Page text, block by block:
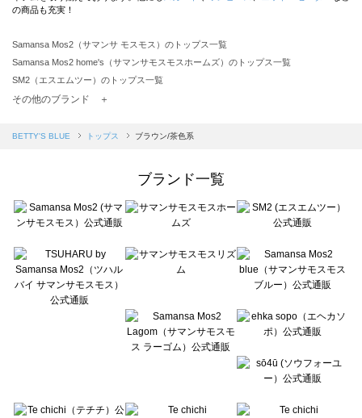
の商品も充実！
Samansa Mos2（サマンサ モスモス）のトップス一覧
Samansa Mos2 home's（サマンサモスモスホームズ）のトップス一覧
SM2（エスエムツー）のトップス一覧
TSUHARU by Samansa Mos2（ツハルバイサマンサモスモス）のトップス一覧
Samansa Mos2 blue（サマンサモスモス ブルー）のトップス一覧
sō4ū（ソウフォーユー）のトップス一覧
Te chichi（テチチ）のトップス一覧
Te chichi CLASSIC（テチチ クラシック）のトップス一覧
Lugnoncure（ルノンキュール）のトップス一覧
BETTY'S BLUE（べティーズブルー）のトップス一覧
Wpc.（ワールドパーティー）のトップス一覧
その他のブランド ＋
BETTY'S BLUE トップス ブラウン/茶色系
ブランド一覧